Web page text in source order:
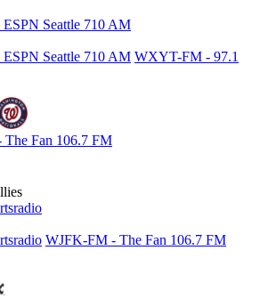
Seattle 710 AM
Seattle 710 AM WXYT-FM - 97.1
Fan 106.7 FM
WJFK-FM - The Fan 106.7 FM